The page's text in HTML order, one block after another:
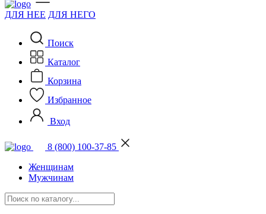
ДЛЯ НЕЕ ДЛЯ НЕГО
Поиск
Каталог
Корзина
Избранное
Вход
8 (800) 100-37-85
Женщинам
Мужчинам